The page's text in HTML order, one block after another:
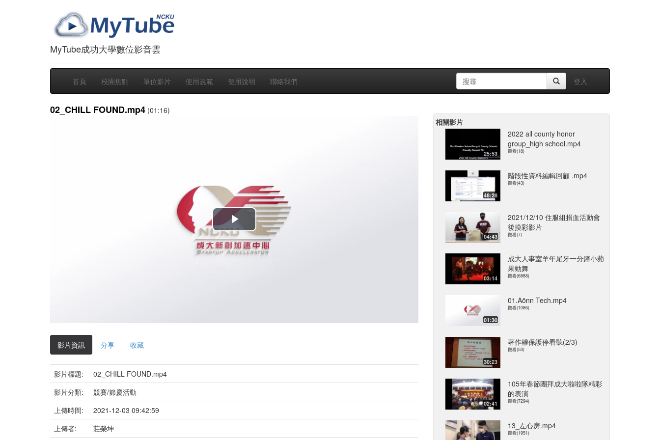
MyTube成功大學數位影音雲
首頁 校園焦點 單位影片 使用規範 使用說明 聯絡我們 登入
02_CHILL FOUND.mp4 (01:16)
播
放
影片資訊 分享 收藏
影片標題:
02_CHILL FOUND.mp4
影片分類:
競賽/節慶活動
上傳時間:
2021-12-03 09:42:59
上傳者:
莊榮坤
相關影片
25:53
2022 all county honor
group_high school.mp4
觀看(18)
48:28
階段性資料編輯回顧 .mp4
觀看(43)
04:43
2021/12/10 住服組捐血活動會
後摸彩影片
觀看(7)
03:14
成大人事室羊年尾牙一分鐘小蘋
果勁舞
觀看(6888)
01:30
01.Aönn Tech.mp4
觀看(1086)
30:23
著作權保護停看聽(2/3)
觀看(53)
02:41
105年春節團拜成大啦啦隊精彩
的表演
觀看(7294)
13_左心房.mp4
觀看(1951)